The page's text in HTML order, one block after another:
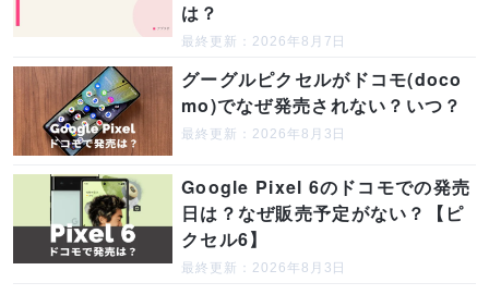
は？
最終更新：2026年8月7日
グーグルピクセルがドコモ(doco
mo)でなぜ発売されない？いつ？
最終更新：2026年8月3日
Google Pixel 6のドコモでの発売
日は？なぜ販売予定がない？【ピ
クセル6】
最終更新：2026年8月3日